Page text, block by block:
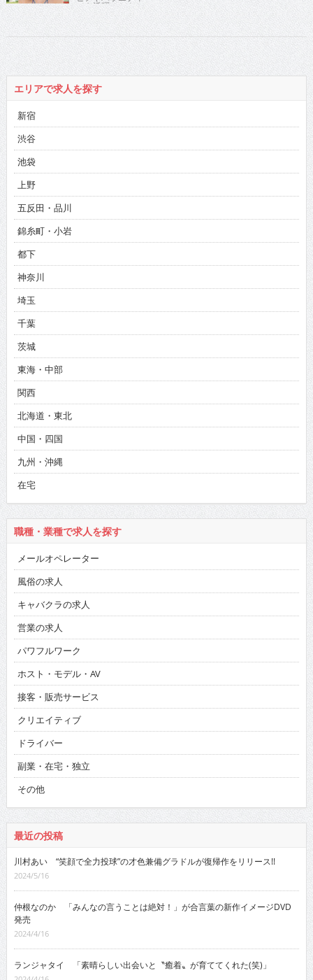
でも活躍のセクシ
ークイーンがファ
ーストイメージ発
売！
エリアで求人を探す
新宿
渋谷
池袋
上野
五反田・品川
錦糸町・小岩
都下
神奈川
埼玉
千葉
茨城
東海・中部
関西
北海道・東北
中国・四国
九州・沖縄
在宅
職種・業種で求人を探す
メールオペレーター
風俗の求人
キャバクラの求人
営業の求人
パワフルワーク
ホスト・モデル・AV
接客・販売サービス
クリエイティブ
ドライバー
副業・在宅・独立
その他
最近の投稿
川村あい “笑顔で全力投球”の才色兼備グラドルが復帰作をリリース!!
2024/5/16
仲根なのか 「みんなの言うことは絶対！」が合言葉の新作イメージDVD
発売
2024/4/16
ランジャタイ 「素晴らしい出会いと〝癒着〟が育ててくれた(笑)」